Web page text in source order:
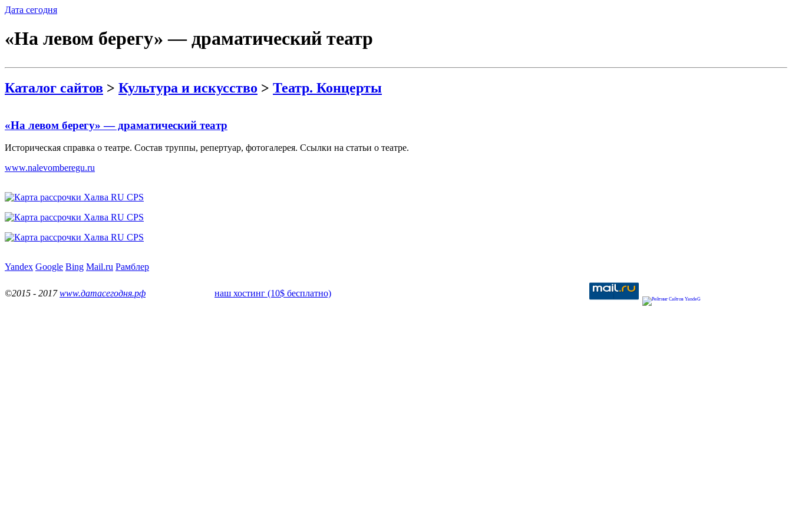
Дата сегодня
«На левом берегу» — драматический театр
Каталог сайтов > Культура и искусство > Театр. Концерты
«На левом берегу» — драматический театр
Историческая справка о театре. Состав труппы, репертуар, фотогалерея. Ссылки на статьи о театре.
www.nalevomberegu.ru
Yandex Google Bing Mail.ru Рамблер
©2015 - 2017www.датасегодня.рф наш хостинг (10$ бесплатно)